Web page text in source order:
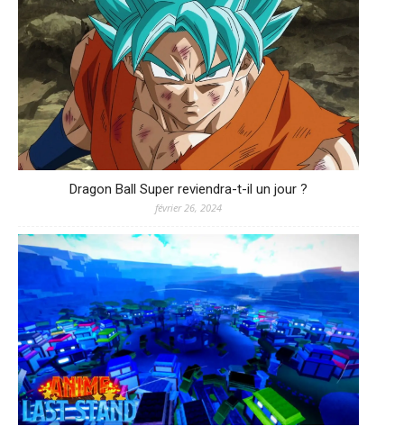
Dragon Ball Super reviendra-t-il un jour ?
février 26, 2024